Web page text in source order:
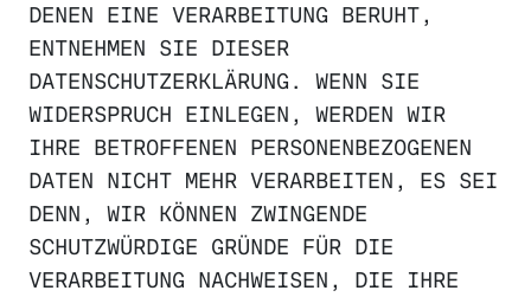
DENEN EINE VERARBEITUNG BERUHT,
ENTNEHMEN SIE DIESER
DATENSCHUTZERKLÄRUNG. WENN SIE
WIDERSPRUCH EINLEGEN, WERDEN WIR
IHRE BETROFFENEN PERSONENBEZOGENEN
DATEN NICHT MEHR VERARBEITEN, ES SEI
DENN, WIR KÖNNEN ZWINGENDE
SCHUTZWÜRDIGE GRÜNDE FÜR DIE
VERARBEITUNG NACHWEISEN, DIE IHRE